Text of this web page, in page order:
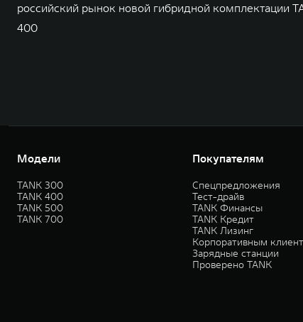
российский рынок новой гибридной комплектации
400
Модели
TANK 300
TANK 400
TANK 500
TANK 700
Покупателям
Спецпредложения
Тест-драйв
TANK Финансы
TANK Кредит
TANK Лизинг
Корпоративным
Зарядные станции
Проверено TANK